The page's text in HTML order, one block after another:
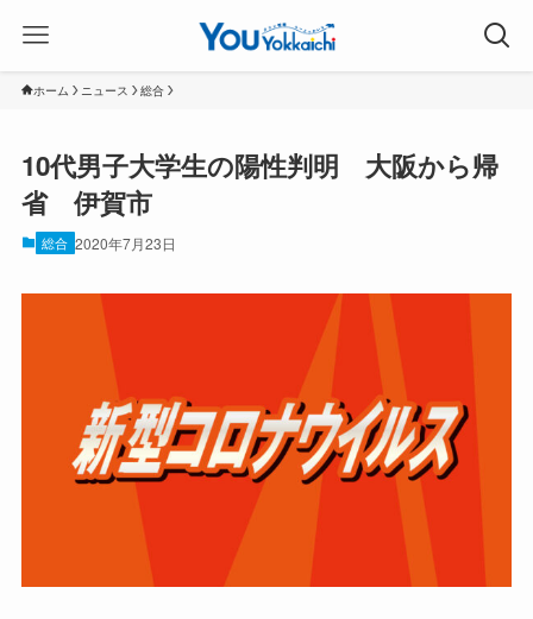
ホーム ニュース 総合
10代男子大学生の陽性判明 大阪から帰
省 伊賀市
総合 2020年7月23日